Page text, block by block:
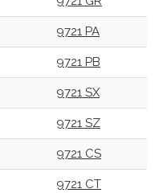
9721 PA
9721 PB
9721 SX
9721 SZ
9721 CS
9721 CT